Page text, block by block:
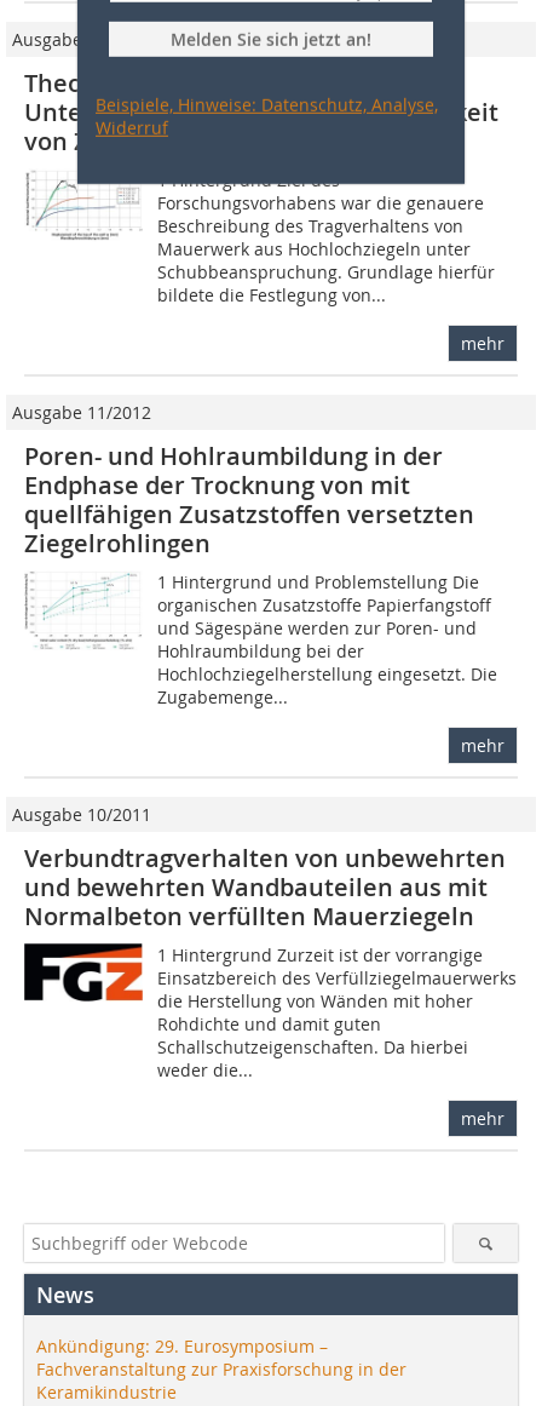
Melden Sie sich jetzt an!
Beispiele, Hinweise: Datenschutz, Analyse,
Widerruf
Ausgabe 12/2011
Theoretische und experimentelle
Untersuchungen zur Schubtragfähigkeit
von Ziegelmauerwerk
1 Hintergrund Ziel des
Forschungsvorhabens war die genauere
Beschreibung des Tragverhaltens von
Mauerwerk aus Hochlochziegeln unter
Schubbeanspruchung. Grundlage hierfür
bildete die Festlegung von...
mehr
Ausgabe 11/2012
Poren- und Hohlraumbildung in der
Endphase der Trocknung von mit
quellfähigen Zusatzstoffen versetzten
Ziegelrohlingen
1 Hintergrund und Problemstellung Die
organischen Zusatzstoffe Papierfangstoff
und Sägespäne werden zur Poren- und
Hohlraumbildung bei der
Hochlochziegelherstellung eingesetzt. Die
Zugabemenge...
mehr
Ausgabe 10/2011
Verbundtragverhalten von unbewehrten
und bewehrten Wandbauteilen aus mit
Normalbeton verfüllten Mauerziegeln
1 Hintergrund Zurzeit ist der vorrangige
Einsatzbereich des Verfüllziegelmauerwerks
die Herstellung von Wänden mit hoher
Rohdichte und damit guten
Schallschutzeigenschaften. Da hierbei
weder die...
mehr
News
Ankündigung: 29. Eurosymposium –
Fachveranstaltung zur Praxisforschung in der
Keramikindustrie